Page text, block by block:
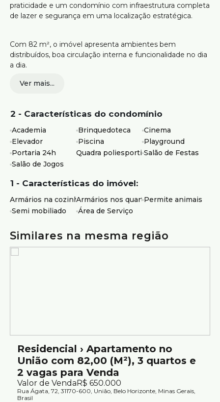
praticidade e um condomínio com infraestrutura completa
de lazer e segurança em uma localização estratégica.
Com 82 m², o imóvel apresenta ambientes bem
distribuídos, boa circulação interna e funcionalidade no dia
a dia.
03 quartos com armários planejados, sendo 01 suíte
Cozinha com armários e fogão
Área de serviço
Quartos e corredores com portas amplas, proporcionando
melhor circulação e acessibilidade
Garagem:
02 vagas de garagem
Condomínio e infraestrutura:
Elevador
Piscina adulto e infantil
Sala de cinema
Espaço mulher
Área verde
Acessibilidade:
Ver mais...
2 - Características do condomínio
Academia Brinquedoteca
Cinema
Elevador
Piscina
Playground
Portaria 24h
Quadra poliesportivaSalão de Festas
Salão de Jogos
1 - Características do imóvel:
Armários na cozinhaArmários nos quartosPermite animais
Semi mobiliado
Área de Serviço
Similares na mesma região
Residencial › Apartamento no
União com 82,00 (M²), 3 quartos e
2 vagas para Venda
R$ 650.000
Valor de Venda
Rua Ágata, 72, 31170-600, União, Belo Horizonte, Minas Gerais,
Brasil